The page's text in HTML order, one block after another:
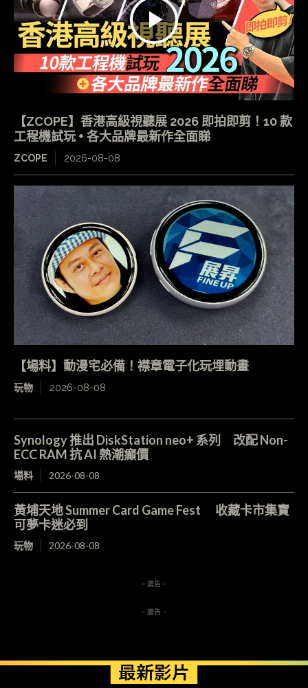
【ZCOPE】香港高級視聽展 2026 即拍即剪！10 款
工程機試玩 + 各大品牌最新作全面睇
ZCOPE 2026-08-08
【場料】動漫宅必備！襟章電子化玩埋動畫
玩物 2026-08-08
Synology 推出 DiskStation neo+ 系列 改配 Non-
ECC RAM 抗 AI 熱潮癲價
場料 2026-08-08
黃埔天地 Summer Card Game Fest 收藏卡市集寶
可夢卡迷必到
玩物 2026-08-08
- 廣告 -
- 廣告 -
最新影片